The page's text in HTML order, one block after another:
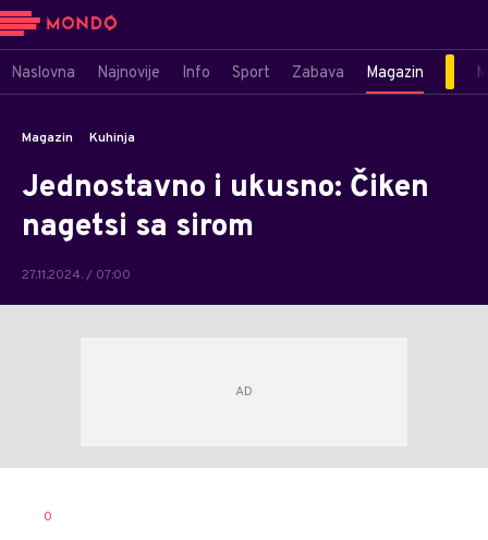
Naslovna Najnovije Info Sport Zabava Magazin
Magazin Kuhinja
Jednostavno i ukusno: Čiken
nagetsi sa sirom
27.11.2024. / 07:00
AUTOR
0